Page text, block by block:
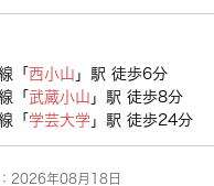
「 西小山 」駅 徒歩6分
「 武蔵小山 」駅 徒歩8分
「 学芸大学 」駅 徒歩24分
2026年08月18日